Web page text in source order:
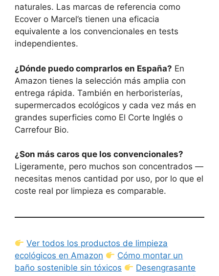
naturales. Las marcas de referencia como
Ecover o Marcel’s tienen una eficacia
equivalente a los convencionales en tests
independientes.
¿Dónde puedo comprarlos en España? En
Amazon tienes la selección más amplia con
entrega rápida. También en herboristerías,
supermercados ecológicos y cada vez más en
grandes superficies como El Corte Inglés o
Carrefour Bio.
¿Son más caros que los convencionales?
Ligeramente, pero muchos son concentrados —
necesitas menos cantidad por uso, por lo que el
coste real por limpieza es comparable.
Ver todos los productos de limpieza
ecológicos en Amazon
Cómo montar un
baño sostenible sin tóxicos
Desengrasante